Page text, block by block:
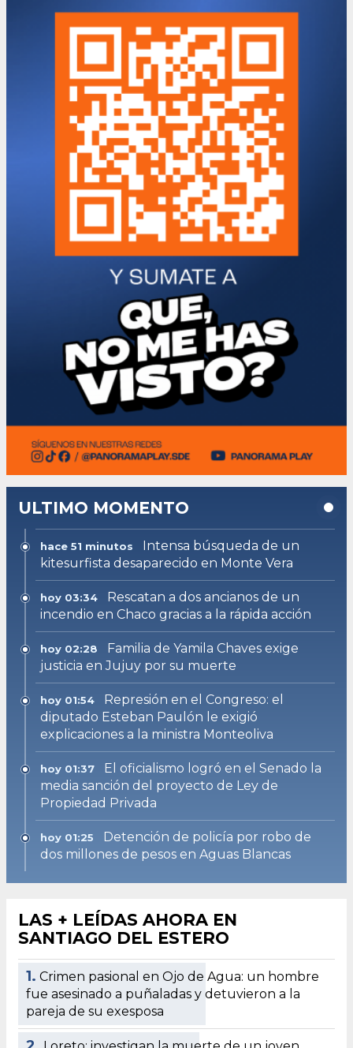
ULTIMO MOMENTO
hace 51 minutos
Intensa búsqueda de un
kitesurfista desaparecido en Monte Vera
hoy 03:34
Rescatan a dos ancianos de un
incendio en Chaco gracias a la rápida acción
hoy 02:28
Familia de Yamila Chaves exige
justicia en Jujuy por su muerte
hoy 01:54
Represión en el Congreso: el
diputado Esteban Paulón le exigió
explicaciones a la ministra Monteoliva
hoy 01:37
El oficialismo logró en el Senado la
media sanción del proyecto de Ley de
Propiedad Privada
hoy 01:25
Detención de policía por robo de
dos millones de pesos en Aguas Blancas
LAS + LEÍDAS AHORA EN
SANTIAGO DEL ESTERO
1. Crimen pasional en Ojo de Agua: un hombre
fue asesinado a puñaladas y detuvieron a la
pareja de su exesposa